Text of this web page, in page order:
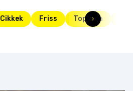
Cikkek Friss Toplista